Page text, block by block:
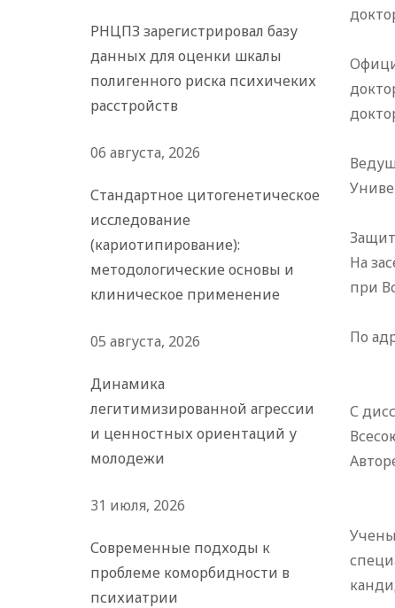
На
при
По
С
РНЦПЗ зарегистрировал базу
данных для оценки шкалы
полигенного риска психичеких
расстройств
06 августа, 2026
Стандартное цитогенетическое
исследование
(кариотипирование):
методологические основы и
клиническое применение
05 августа, 2026
Динамика
легитимизированной агрессии
и ценностных ориентаций у
молодежи
31 июля, 2026
Современные подходы к
проблеме коморбидности в
психиатрии